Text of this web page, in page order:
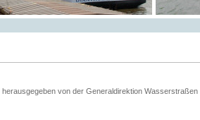
herausgegeben von der Generaldirektion